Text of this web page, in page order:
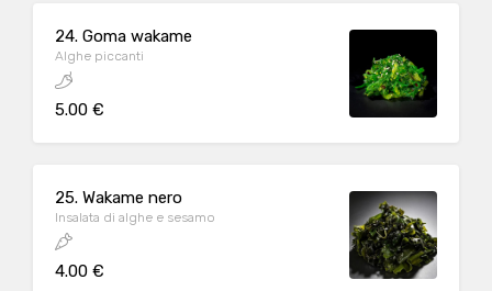
24. Goma wakame
Alghe piccanti
5.00 €
25. Wakame nero
Insalata di alghe e sesamo
4.00 €